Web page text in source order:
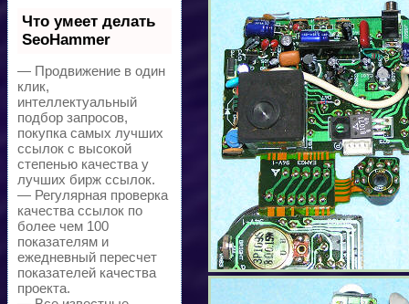
Что умеет делать
SeoHammer
— Продвижение в один
клик,
интеллектуальный
подбор запросов,
покупка самых лучших
ссылок с высокой
степенью качества у
лучших бирж ссылок.
— Регулярная проверка
качества ссылок по
более чем 100
показателям и
ежедневный пересчет
показателей качества
проекта.